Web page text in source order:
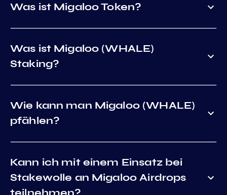
Was ist Migaloo Token?
Was ist Migaloo (WHALE)
Staking?
Wie kann man Migaloo (WHALE)
pfählen?
Kann ich mit einem Einsatz bei
Stakewolle an Migaloo Airdrops